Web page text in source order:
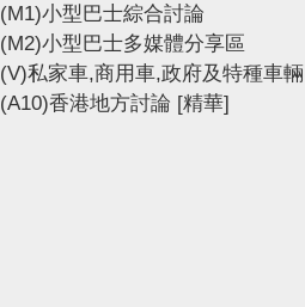
(M1)小型巴士綜合討論
(M2)小型巴士多媒體分享區
(V)私家車,商用車,政府及特種車輛
(A10)香港地方討論 [精華]